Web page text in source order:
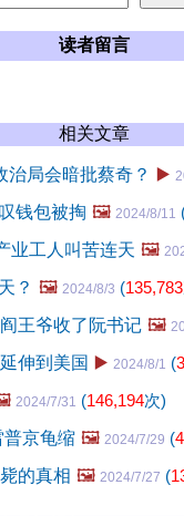
读者留言
相关文章
治局会暗批蔡奇？ ▶️
钱包被掏 🖼️ 2024/8/11
业工人叫苦连天 🖼️
？ 🖼️ 2024/8/3 (135,783
王爷收了阮书记 🖼️
伸到美国 ▶️ 2024/8/1 (
2024/7/31 (146,194次)
普京龟缩 🖼️ 2024/7/29 (
的真相 🖼️ 2024/7/27 (